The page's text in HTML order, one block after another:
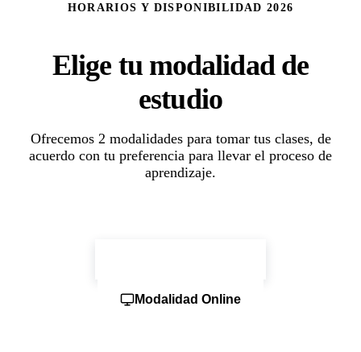
HORARIOS Y DISPONIBILIDAD 2026
Elige tu modalidad de
estudio
Ofrecemos 2 modalidades para tomar tus clases, de
acuerdo con tu preferencia para llevar el proceso de
aprendizaje.
Modalidad Online